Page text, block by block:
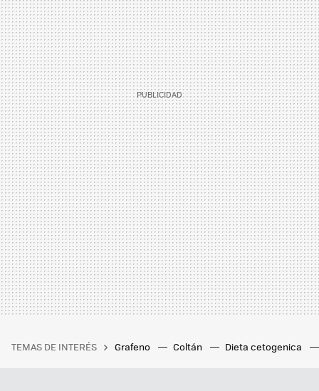
TEMAS DE INTERÉS Grafeno Coltán Dieta cetogenica